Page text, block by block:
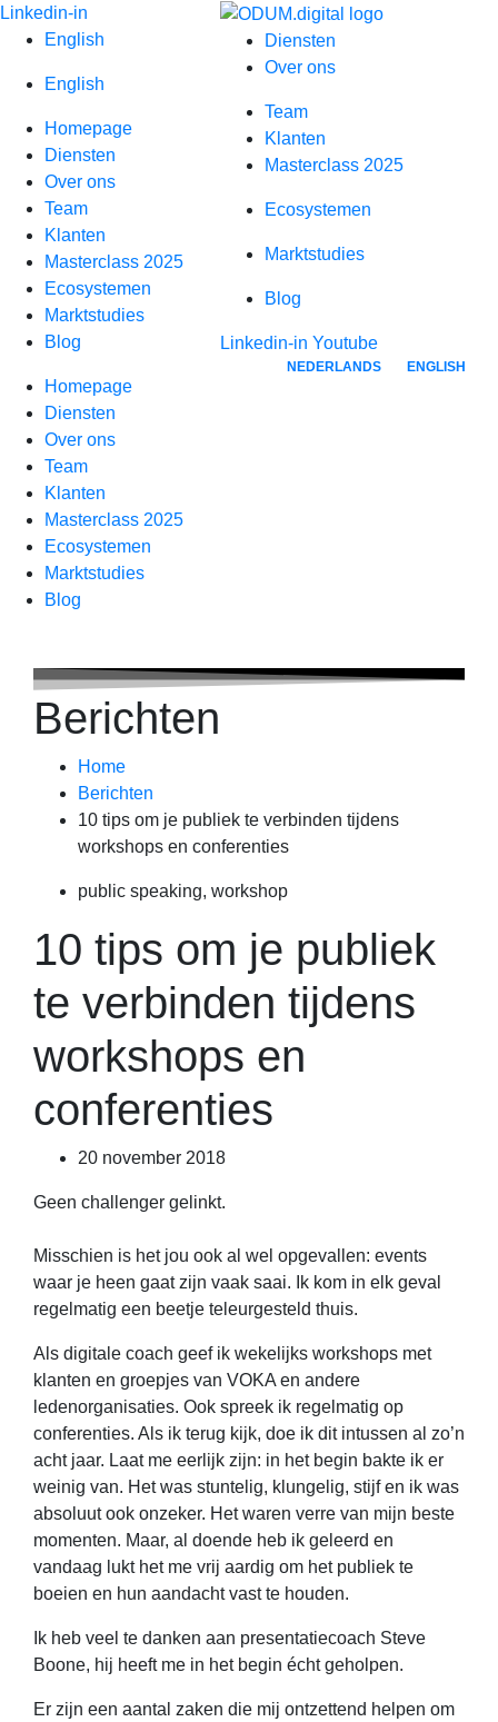
Spring
naar
Diensten
Over ons
Team
Klanten
Masterclass 2025
Ecosystemen
Marktstudies
Blog
Linkedin-in Youtube
NEDERLANDS ENGLISH
Linkedin-in
English
English
Homepage
Diensten
Over ons
Team
Klanten
Masterclass 2025
Ecosystemen
Marktstudies
Blog
Homepage
Diensten
Over ons
Team
Klanten
Masterclass 2025
Ecosystemen
Marktstudies
Blog
Berichten
Home
Berichten
10 tips om je publiek te verbinden tijdens
workshops en conferenties
public speaking, workshop
10 tips om je publiek
te verbinden tijdens
workshops en
conferenties
20 november 2018
Geen challenger gelinkt.
Misschien is het jou ook al wel opgevallen: events
waar je heen gaat zijn vaak saai. Ik kom in elk geval
regelmatig een beetje teleurgesteld thuis.
Als digitale coach geef ik wekelijks workshops met
klanten en groepjes van VOKA en andere
ledenorganisaties. Ook spreek ik regelmatig op
conferenties. Als ik terug kijk, doe ik dit intussen al zo’n
acht jaar. Laat me eerlijk zijn: in het begin bakte ik er
weinig van. Het was stuntelig, klungelig, stijf en ik was
absoluut ook onzeker. Het waren verre van mijn beste
momenten. Maar, al doende heb ik geleerd en
vandaag lukt het me vrij aardig om het publiek te
boeien en hun aandacht vast te houden.
Ik heb veel te danken aan presentatiecoach Steve
Boone, hij heeft me in het begin écht geholpen.
Er zijn een aantal zaken die mij ontzettend helpen om